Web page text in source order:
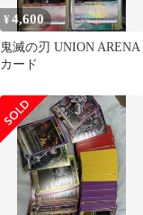
¥4,600
鬼滅の刃 UNION ARENA
カード